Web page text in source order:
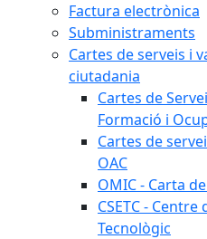
Factura electrònica
Subministraments
Cartes de serveis i
ciutadania
Cartes de
Formació i
Cartes de
OAC
OMIC - Carta
CSETC -
Tecnològic